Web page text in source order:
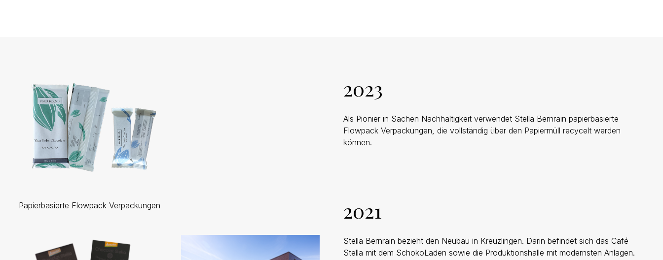
Papierbasierte Flowpack Verpackungen
2023
Als Pionier in Sachen Nachhaltigkeit verwendet Stella Bernrain papierbasierte
Flowpack Verpackungen, die vollständig über den Papiermüll recycelt werden
können.
2021
Stella Bernrain bezieht den Neubau in Kreuzlingen. Darin befindet sich das Café
Stella mit dem SchokoLaden sowie die Produktionshalle mit modernsten Anlagen.